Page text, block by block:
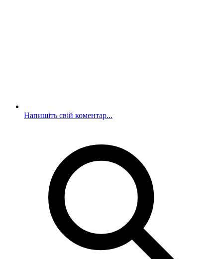
Напишіть свій коментар...